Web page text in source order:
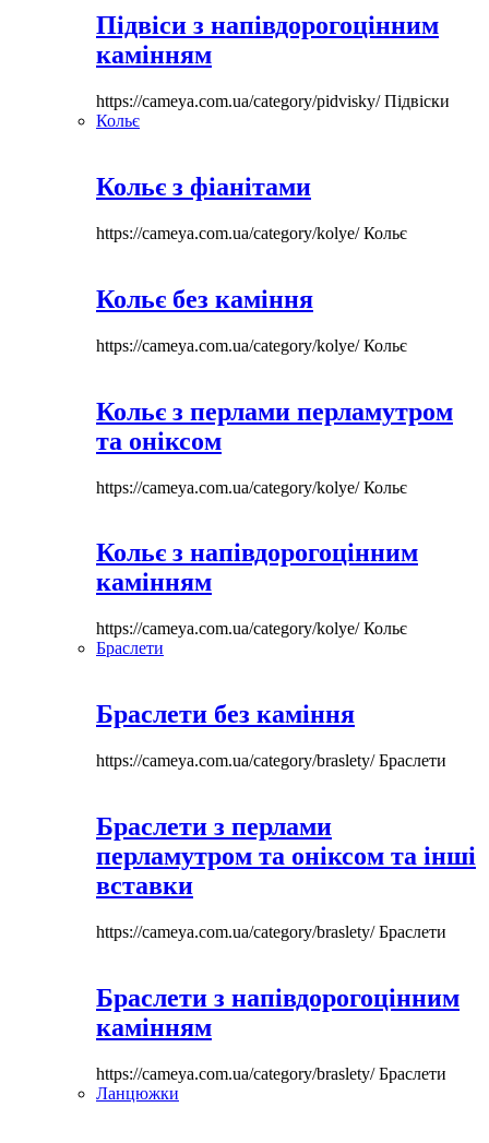
Підвіси з напівдорогоцінним
камінням
https://cameya.com.ua/category/pidvisky/Підвіски
Кольє
Кольє з фіанітами
https://cameya.com.ua/category/kolye/Кольє
Кольє без каміння
https://cameya.com.ua/category/kolye/Кольє
Кольє з перлами перламутром
та оніксом
https://cameya.com.ua/category/kolye/Кольє
Кольє з напівдорогоцінним
камінням
https://cameya.com.ua/category/kolye/Кольє
Браслети
Браслети без каміння
https://cameya.com.ua/category/braslety/Браслети
Браслети з перлами
перламутром та оніксом та інші
вставки
https://cameya.com.ua/category/braslety/Браслети
Браслети з напівдорогоцінним
камінням
https://cameya.com.ua/category/braslety/Браслети
Ланцюжки